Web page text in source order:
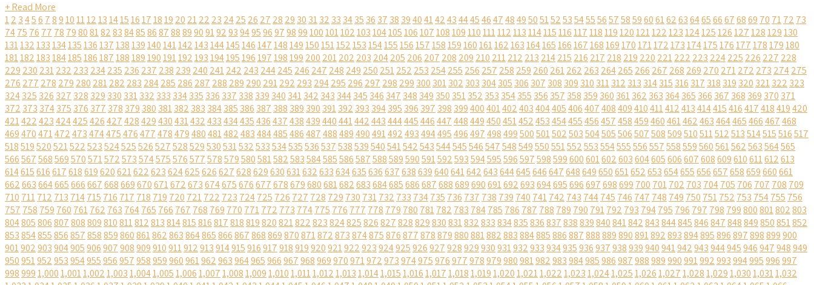
+ Read More
12 3456 78910111213141516171819 20 2122 23 2425 26 27 28 29 30 3132 33 3435 36 37 38 39404142434445464748495051525354555657585960616263646566676869 70 7172 73
7475 76 77 78 798081828384858687888990919293949596979899100101102103104105106107108109110111112113114115116117118119120121122123124125126127128129130
131132133134135136137138139140141142143144145146147148149150151152153154155156157158159160161162163164165166167168169170171172173174175176177178179180
181182183184185186187188189190191192193194195196197198199 200 201202 203 204205 206 207 208 209 210 211212 213 214215 216 217 218 219 220 221222 223 224225 226 227 228
229 230 231232 233 234235 236 237 238 239 240 241242 243 244245 246 247 248 249 250 251252 253 254255 256 257 258 259 260 261262 263 264265 266 267 268 269 270 271272 273 274275
276 277 278 279 280 281282 283 284285 286 287 288 289 290 291292 293 294295 296 297 298 299 300 301302 303 304305 306 307 308 309 310 311312 313 314315 316 317 318 319 320 321322 323
324325 326 327 328 329 330 331332 333 334335 336 337 338 339 340 341342 343 344345 346 347 348 349 350 351352 353 354355 356 357 358 359 360 361362 363 364365 366 367 368 369 370 371
372 373 374375 376 377 378 379 380 381382 383 384385 386 387 388 389 390 391392 393 394395 396 397 398 399400401402403404405406407408409410411412413414415416417418419420
421422423424425426427428429430431432433434435436437438439440441442443444445446447448449450451452453454455456457458459460461462463464465466467468
469470471472473474475476477478479480481482483484485486487488489490491492493494495496497498499500501502503504505506507508509510511512513514515516517
518519520521522523524525526527528529530531532533534535536537538539540541542543544545546547548549550551552553554555556557558559560561562563564565
566567568569570571572573574575576577578579580581582583584585586587588589590591592593594595596597598599600601602603604605606607608609610611612613
614615616617618619620621622623624625626627628629630631632633634635636637638639640641642643644645646647648649650651652653654655656657658659660661
662663664665666667668669670671672673674675676677678679680681682683684685686687688689690691692693694695696697698699 700 701702 703 704705 706 707 708 709
710 711712 713 714715 716 717 718 719 720 721722 723 724725 726 727 728 729 730 731732 733 734735 736 737 738 739 740 741742 743 744745 746 747 748 749 750 751752 753 754755 756
757 758 759 760 761762 763 764765 766 767 768 769 770 771772 773 774775 776 777 778 779 780 781782 783 784785 786 787 788 789 790 791792 793 794795 796 797 798 799800801802803
804805806807808809810811812813814815816817818819820821822823824825826827828829830831832833834835836837838839840841842843844845846847848849850851852
853854855856857858859860861862863864865866867868869870871872873874875876877878879880881882883884885886887888889890891892893894895896897898899900
901902903904905906907908909910911912913914915916917918919920921922923924925926927928929930931932933934935936937938939940941942943944945946947948949
950951952953954955956957958959960961962963964965966967968969970971972973974975976977978979980981982983984985986987988989990991992993994995996997
9989991,0001,0011,0021,0031,0041,0051,0061,0071,0081,0091,0101,0111,0121,0131,0141,0151,0161,0171,0181,0191,0201,0211,0221,0231,0241,0251,0261,0271,0281,0291,0301,0311,032